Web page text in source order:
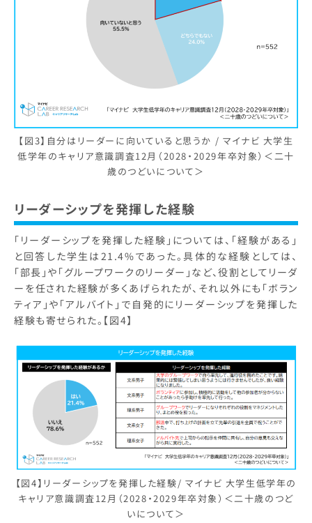
【図3】自分はリーダーに向いていると思うか / マイナビ 大学生
低学年のキャリア意識調査12月（2028・2029年卒対象）＜二十
歳のつどいについて＞
リーダーシップを発揮した経験
「リーダーシップを発揮した経験」については、「経験がある」
と回答した学生は21.4%であった。具体的な経験としては、
「部長」や「グループワークのリーダー」など、役割としてリーダ
ーを任された経験が多くあげられたが、それ以外にも「ボラン
ティア」や「アルバイト」で自発的にリーダーシップを発揮した
経験も寄せられた。【図4】
【図4】リーダーシップを発揮した経験/ マイナビ 大学生低学年の
キャリア意識調査12月（2028・2029年卒対象）＜二十歳のつど
いについて＞